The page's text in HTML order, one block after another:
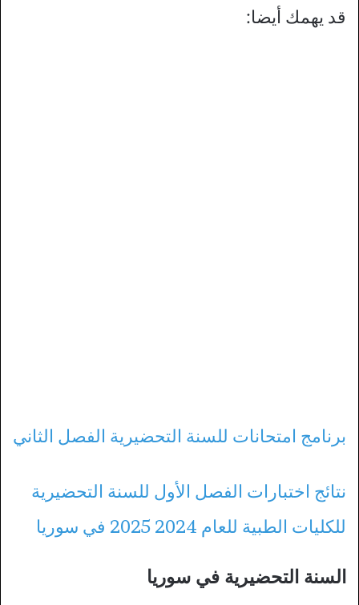
قد يهمك أيضا:
برنامج امتحانات للسنة التحضيرية الفصل الثاني
نتائج اختبارات الفصل الأول للسنة التحضيرية
للكليات الطبية للعام 2024 2025 في سوريا
السنة التحضيرية في سوريا